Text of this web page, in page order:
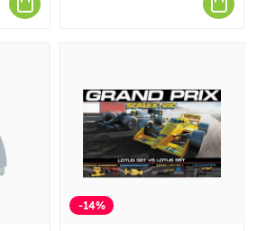
-14%